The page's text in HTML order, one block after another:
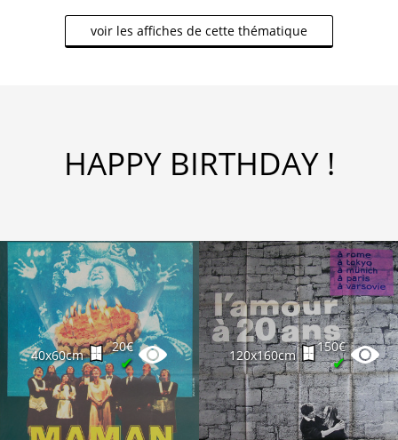
voir les affiches de cette thématique
HAPPY BIRTHDAY !
40x60cm
20€
✔ 120x160cm
150€
✔